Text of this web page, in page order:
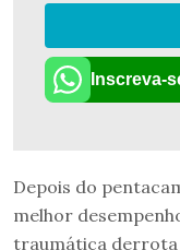
Inscreva-
Depois do
melhor
traumática derrota